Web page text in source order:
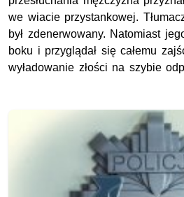
we wiacie przystankowej.
był zdenerwowany. Natomiast
boku i przyglądał się całemu
wyładowanie złości na szybie